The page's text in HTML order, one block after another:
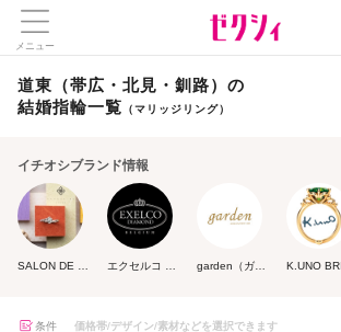
メニュー
道東（帯広・北見・釧路）の
結婚指輪一覧 （マリッジリング）
イチオシブランド情報
条件